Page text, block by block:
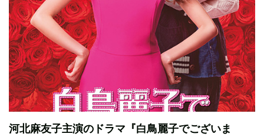
河北麻友子主演のドラマ『白鳥麗子でございま